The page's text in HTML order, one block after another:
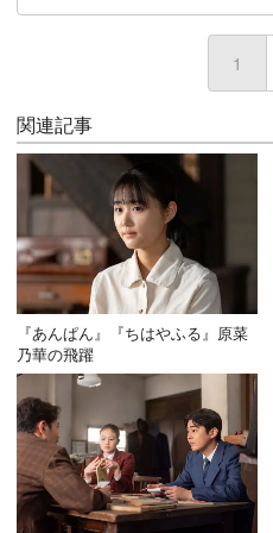
1
関連記事
『あんぱん』『ちはやふる』原菜
乃華の飛躍